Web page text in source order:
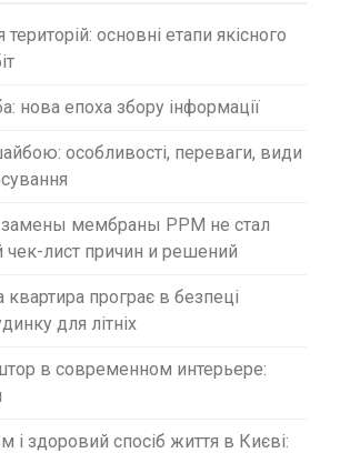
основні етапи якісного
нова епоха збору інформації
особливості, переваги, види
мембраны PPM не стал
лист причин и решений
програє в безпеці
для літніх
в современном интерьере:
і здоровий спосіб життя в Києві: